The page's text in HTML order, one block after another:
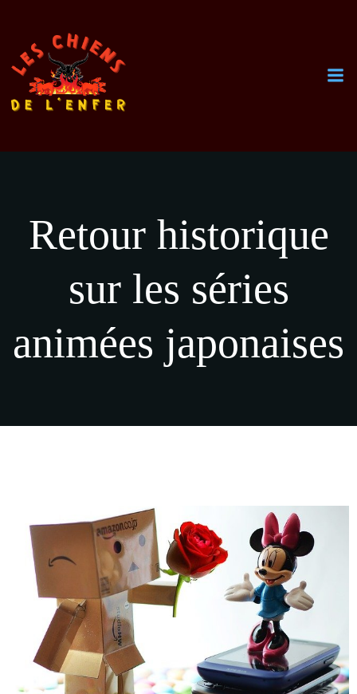
Retour historique
sur les séries
animées japonaises